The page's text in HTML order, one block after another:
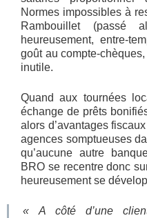
Normes impossibles à
Rambouillet
heureusement, entre-
goût au compte-
inutile.
Quand aux tournées
échange de prêts
alors d’avantages
agences somptueuses
qu’aucune autre
BRO se recentre donc
heureusement se
« A côté d’une